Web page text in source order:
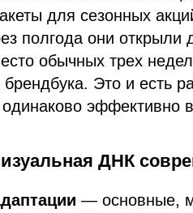
для сезонных
полгода они
обычных трех
Это и есть
одинаково эффективно
ДНК
— основные,